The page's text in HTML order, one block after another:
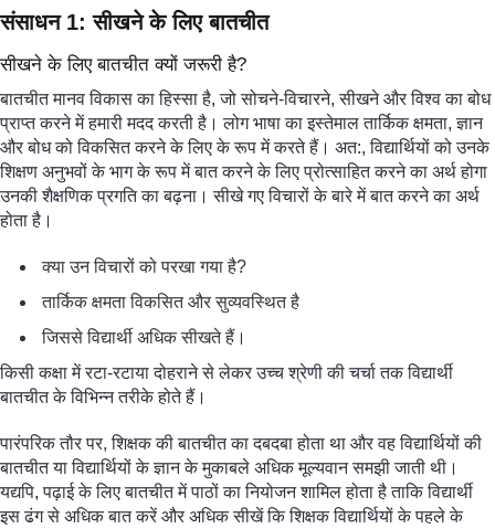
संसाधन 1: सीखने के लिए बातचीत
सीखने के लिए बातचीत क्यों जरूरी है?
बातचीत मानव विकास का हिस्सा है, जो सोचने-विचारने, सीखने और विश्व का बोध
प्राप्त करने में हमारी मदद करती है। लोग भाषा का इस्तेमाल तार्किक क्षमता, ज्ञान
और बोध को विकसित करने के लिए के रूप में करते हैं। अत:, विद्यार्थियों को उनके
शिक्षण अनुभवों के भाग के रूप में बात करने के लिए प्रोत्साहित करने का अर्थ होगा
उनकी शैक्षणिक प्रगति का बढ़ना। सीखे गए विचारों के बारे में बात करने का अर्थ
होता है।
क्या उन विचारों को परखा गया है?
तार्किक क्षमता विकसित और सुव्यवस्थित है
जिससे विद्यार्थी अधिक सीखते हैं।
किसी कक्षा में रटा-रटाया दोहराने से लेकर उच्च श्रेणी की चर्चा तक विद्यार्थी
बातचीत के विभिन्न तरीके होते हैं।
पारंपरिक तौर पर, शिक्षक की बातचीत का दबदबा होता था और वह विद्यार्थियों की
बातचीत या विद्यार्थियों के ज्ञान के मुकाबले अधिक मूल्यवान समझी जाती थी।
यद्यपि, पढ़ाई के लिए बातचीत में पाठों का नियोजन शामिल होता है ताकि विद्यार्थी
इस ढंग से अधिक बात करें और अधिक सीखें कि शिक्षक विद्यार्थियों के पहले के